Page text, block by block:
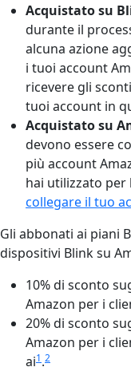
Acquistato su
durante il
alcuna azione
i tuoi account
ricevere gli
tuoi account in
Acquistato su
devono essere
più account
hai utilizzato per
collegare il tuo
Gli abbonati ai piani
dispositivi Blink su
10% di sconto
Amazon per i
20% di sconto
Amazon per i
ai1.2